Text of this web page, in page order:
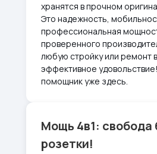
хранятся в прочном
Это надежность,
профессиональная
проверенного
любую стройку или ремонт
эффективное
помощник уже здесь.
Мощь 4в1: свобода
розетки!